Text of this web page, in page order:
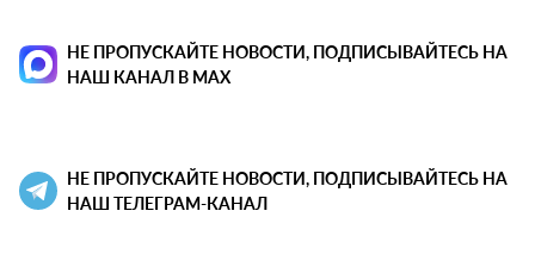
НЕ ПРОПУСКАЙТЕ НОВОСТИ, ПОДПИСЫВАЙТЕСЬ НА
НАШ КАНАЛ В MAX
НЕ ПРОПУСКАЙТЕ НОВОСТИ, ПОДПИСЫВАЙТЕСЬ НА
НАШ ТЕЛЕГРАМ-КАНАЛ